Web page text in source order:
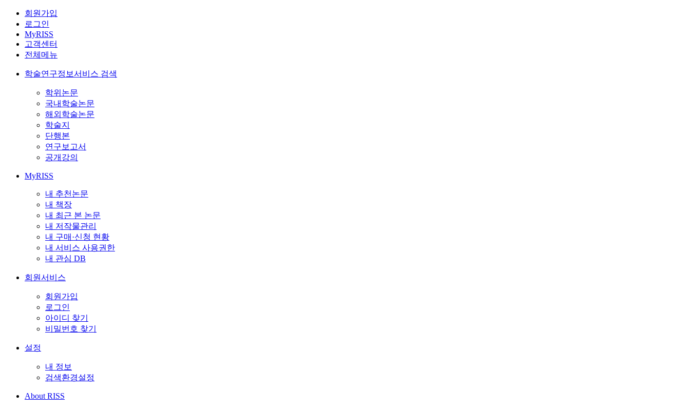
회원가입
로그인
MyRISS
고객센터
전체메뉴
학술연구정보서비스 검색
학위논문
국내학술논문
해외학술논문
학술지
단행본
연구보고서
공개강의
MyRISS
내 추천논문
내 책장
내 최근 본 논문
내 저작물관리
내 구매·신청 현황
내 서비스 사용권한
내 관심 DB
회원서비스
회원가입
로그인
아이디 찾기
비밀번호 찾기
설정
내 정보
검색환경설정
About RISS